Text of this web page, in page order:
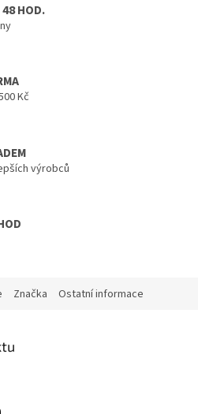
48 HOD.
Kč
výrobců
Značka Ostatní informace